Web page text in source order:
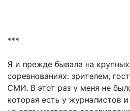
***
Я и прежде бывала на
соревнованиях: зрителем,
СМИ. В этот раз у меня не
которая есть у журналистов